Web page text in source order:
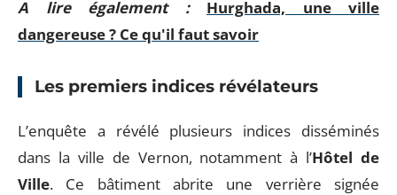
A lire également :
Hurghada, une ville
dangereuse ? Ce qu'il faut savoir
Les premiers indices révélateurs
L’enquête a révélé plusieurs indices disséminés
dans la ville de Vernon, notamment à l’Hôtel de
Ville. Ce bâtiment abrite une verrière signée